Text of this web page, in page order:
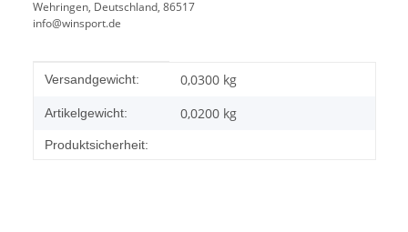
Wehringen, Deutschland, 86517
info@winsport.de
Produkteigenschaft
Wert
Versandgewicht: 0,0300 kg
Artikelgewicht: 0,0200 kg
Produktsicherheit: